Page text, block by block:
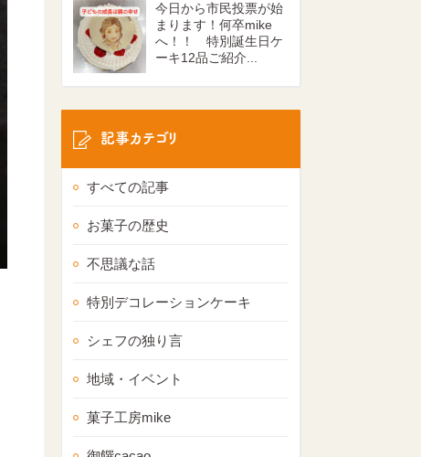
今日から市民投票が始
まります！何卒mike
へ！！ 特別誕生日ケ
ーキ12品ご紹介...
記事カテゴリ
すべての記事
お菓子の歴史
不思議な話
特別デコレーションケーキ
シェフの独り言
地域・イベント
菓子工房mike